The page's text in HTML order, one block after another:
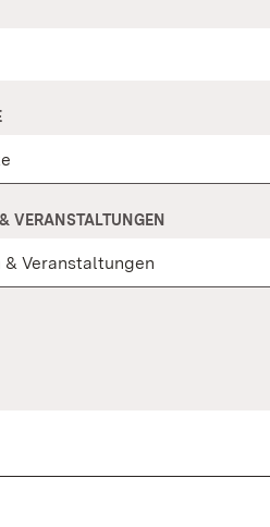
VERANSTALTUNGEN